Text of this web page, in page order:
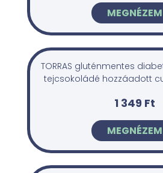
MEGNÉZEM
TORRAS gluténmentes
tejcsokoládé hozzáadott
1 349 Ft
MEGNÉZEM